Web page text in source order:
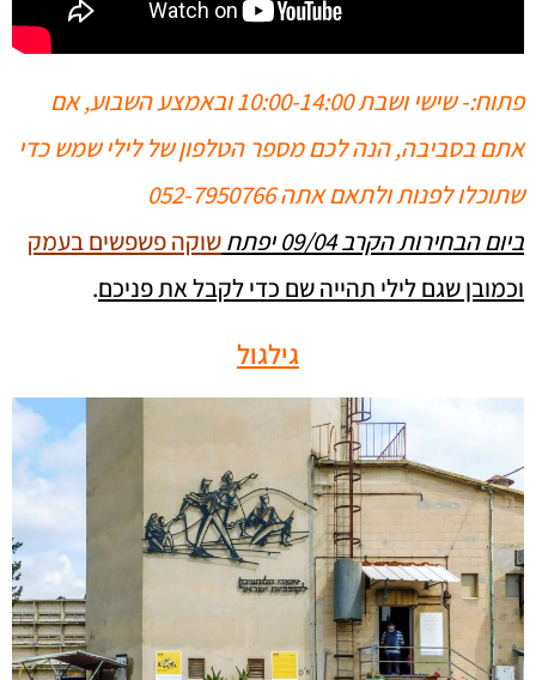
פתוח:- שישי ושבת 10:00-14:00 ובאמצע השבוע, אם
אתם בסביבה, הנה לכם מספר הטלפון של לילי שמש כדי
שתוכלו לפנות ולתאם אתה 052-7950766
ביום הבחירות הקרב 09/04 יפתח
שוקה פשפשים בעמק
וכמובן שגם לילי תהייה שם כדי לקבל את פניכם.
גילגול